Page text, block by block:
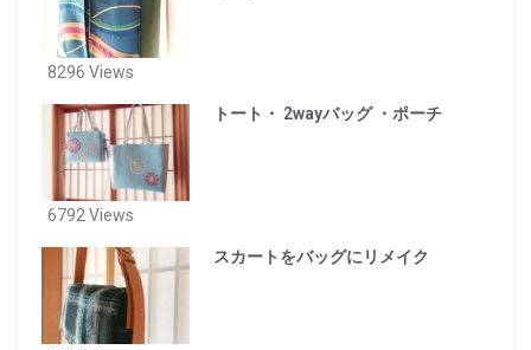
8296 Views
トート・ 2wayバッグ ・ポーチ
6792 Views
スカートをバッグにリメイク